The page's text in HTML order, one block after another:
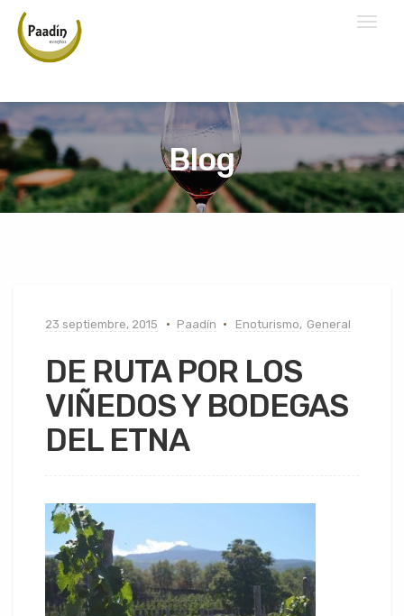
Toggle
Blog
23 septiembre, 2015 Paadín Enoturismo, General
DE RUTA POR LOS
VIÑEDOS Y BODEGAS
DEL ETNA